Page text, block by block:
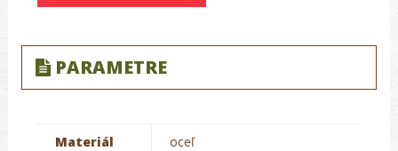
PARAMETRE
Materiál oceľ